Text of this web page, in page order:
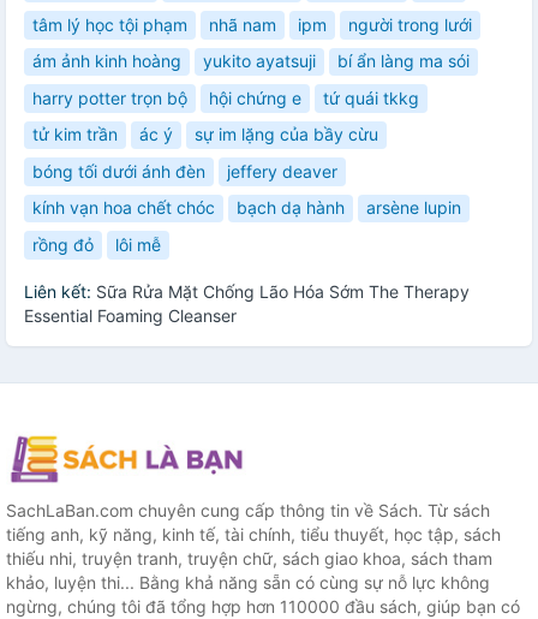
tâm lý học tội phạm
nhã nam ipm
người trong lưới
ám ảnh kinh hoàng
yukito ayatsuji
bí ẩn làng ma sói
harry potter trọn bộ
hội chứng e
tứ quái tkkg
tử kim trần
ác ý
sự im lặng của bầy cừu
bóng tối dưới ánh đèn
jeffery deaver
kính vạn hoa chết chóc
bạch dạ hành
arsène lupin
rồng đỏ
lôi mễ
Liên kết: Sữa Rửa Mặt Chống Lão Hóa Sớm The Therapy
Essential Foaming Cleanser
SachLaBan.com chuyên cung cấp thông tin về Sách. Từ sách
tiếng anh, kỹ năng, kinh tế, tài chính, tiểu thuyết, học tập, sách
thiếu nhi, truyện tranh, truyện chữ, sách giao khoa, sách tham
khảo, luyện thi... Bằng khả năng sẵn có cùng sự nỗ lực không
ngừng, chúng tôi đã tổng hợp hơn 110000 đầu sách, giúp bạn có